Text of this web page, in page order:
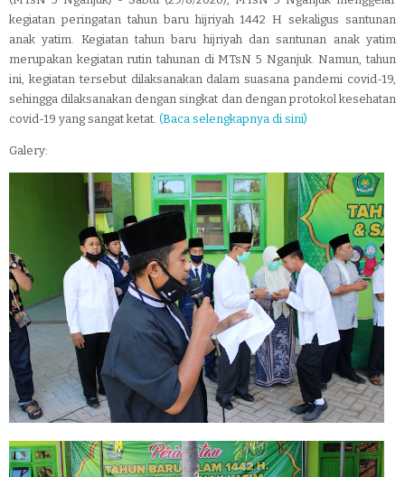
kegiatan peringatan tahun baru hijriyah 1442 H sekaligus santunan
anak yatim. Kegiatan tahun baru hijriyah dan santunan anak yatim
merupakan kegiatan rutin tahunan di MTsN 5 Nganjuk. Namun, tahun
ini, kegiatan tersebut dilaksanakan dalam suasana pandemi covid-19,
sehingga dilaksanakan dengan singkat dan dengan protokol kesehatan
covid-19 yang sangat ketat. (Baca selengkapnya di sini)
Galery: